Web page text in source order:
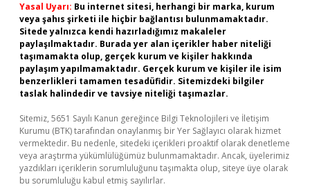
Yasal Uyarı: Bu internet sitesi, herhangi bir marka, kurum
veya şahıs şirketi ile hiçbir bağlantısı bulunmamaktadır.
Sitede yalnızca kendi hazırladığımız makaleler
paylaşılmaktadır. Burada yer alan içerikler haber niteliği
taşımamakta olup, gerçek kurum ve kişiler hakkında
paylaşım yapılmamaktadır. Gerçek kurum ve kişiler ile isim
benzerlikleri tamamen tesadüfidir. Sitemizdeki bilgiler
taslak halindedir ve tavsiye niteliği taşımazlar.
Sitemiz, 5651 Sayılı Kanun gereğince Bilgi Teknolojileri ve İletişim
Kurumu (BTK) tarafından onaylanmış bir Yer Sağlayıcı olarak hizmet
vermektedir. Bu nedenle, sitedeki içerikleri proaktif olarak denetleme
veya araştırma yükümlülüğümüz bulunmamaktadır. Ancak, üyelerimiz
yazdıkları içeriklerin sorumluluğunu taşımakta olup, siteye üye olarak
bu sorumluluğu kabul etmiş sayılırlar.